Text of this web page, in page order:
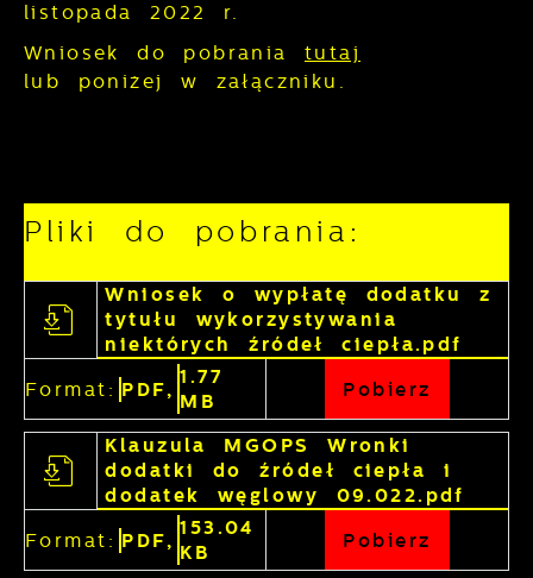
listopada 2022 r.
Wniosek do pobrania tutaj
lub poniżej w załączniku.
Pliki do pobrania:
Wniosek o wypłatę dodatku z
tytułu wykorzystywania
niektórych źródeł ciepła.pdf
Format: PDF,
1.77
MB
Pobierz
Klauzula MGOPS Wronki
dodatki do źródeł ciepła i
dodatek węglowy 09.022.pdf
Format: PDF,
153.04
KB
Pobierz